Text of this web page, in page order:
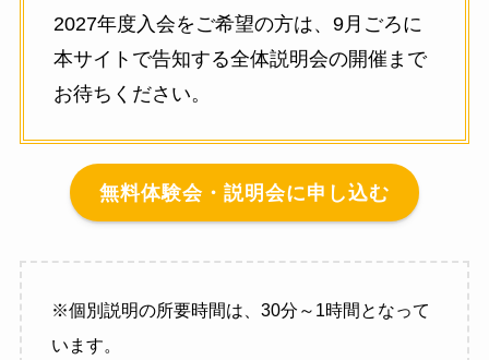
2027年度入会をご希望の方は、9月ごろに
本サイトで告知する全体説明会の開催まで
お待ちください。
無料体験会・説明会に申し込む
※個別説明の所要時間は、30分～1時間となって
います。